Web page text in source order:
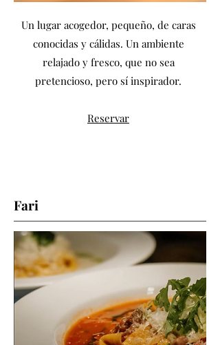
Un lugar acogedor, pequeño, de caras
conocidas y cálidas. Un ambiente
relajado y fresco, que no sea
pretencioso, pero sí inspirador.
Reservar
Fari